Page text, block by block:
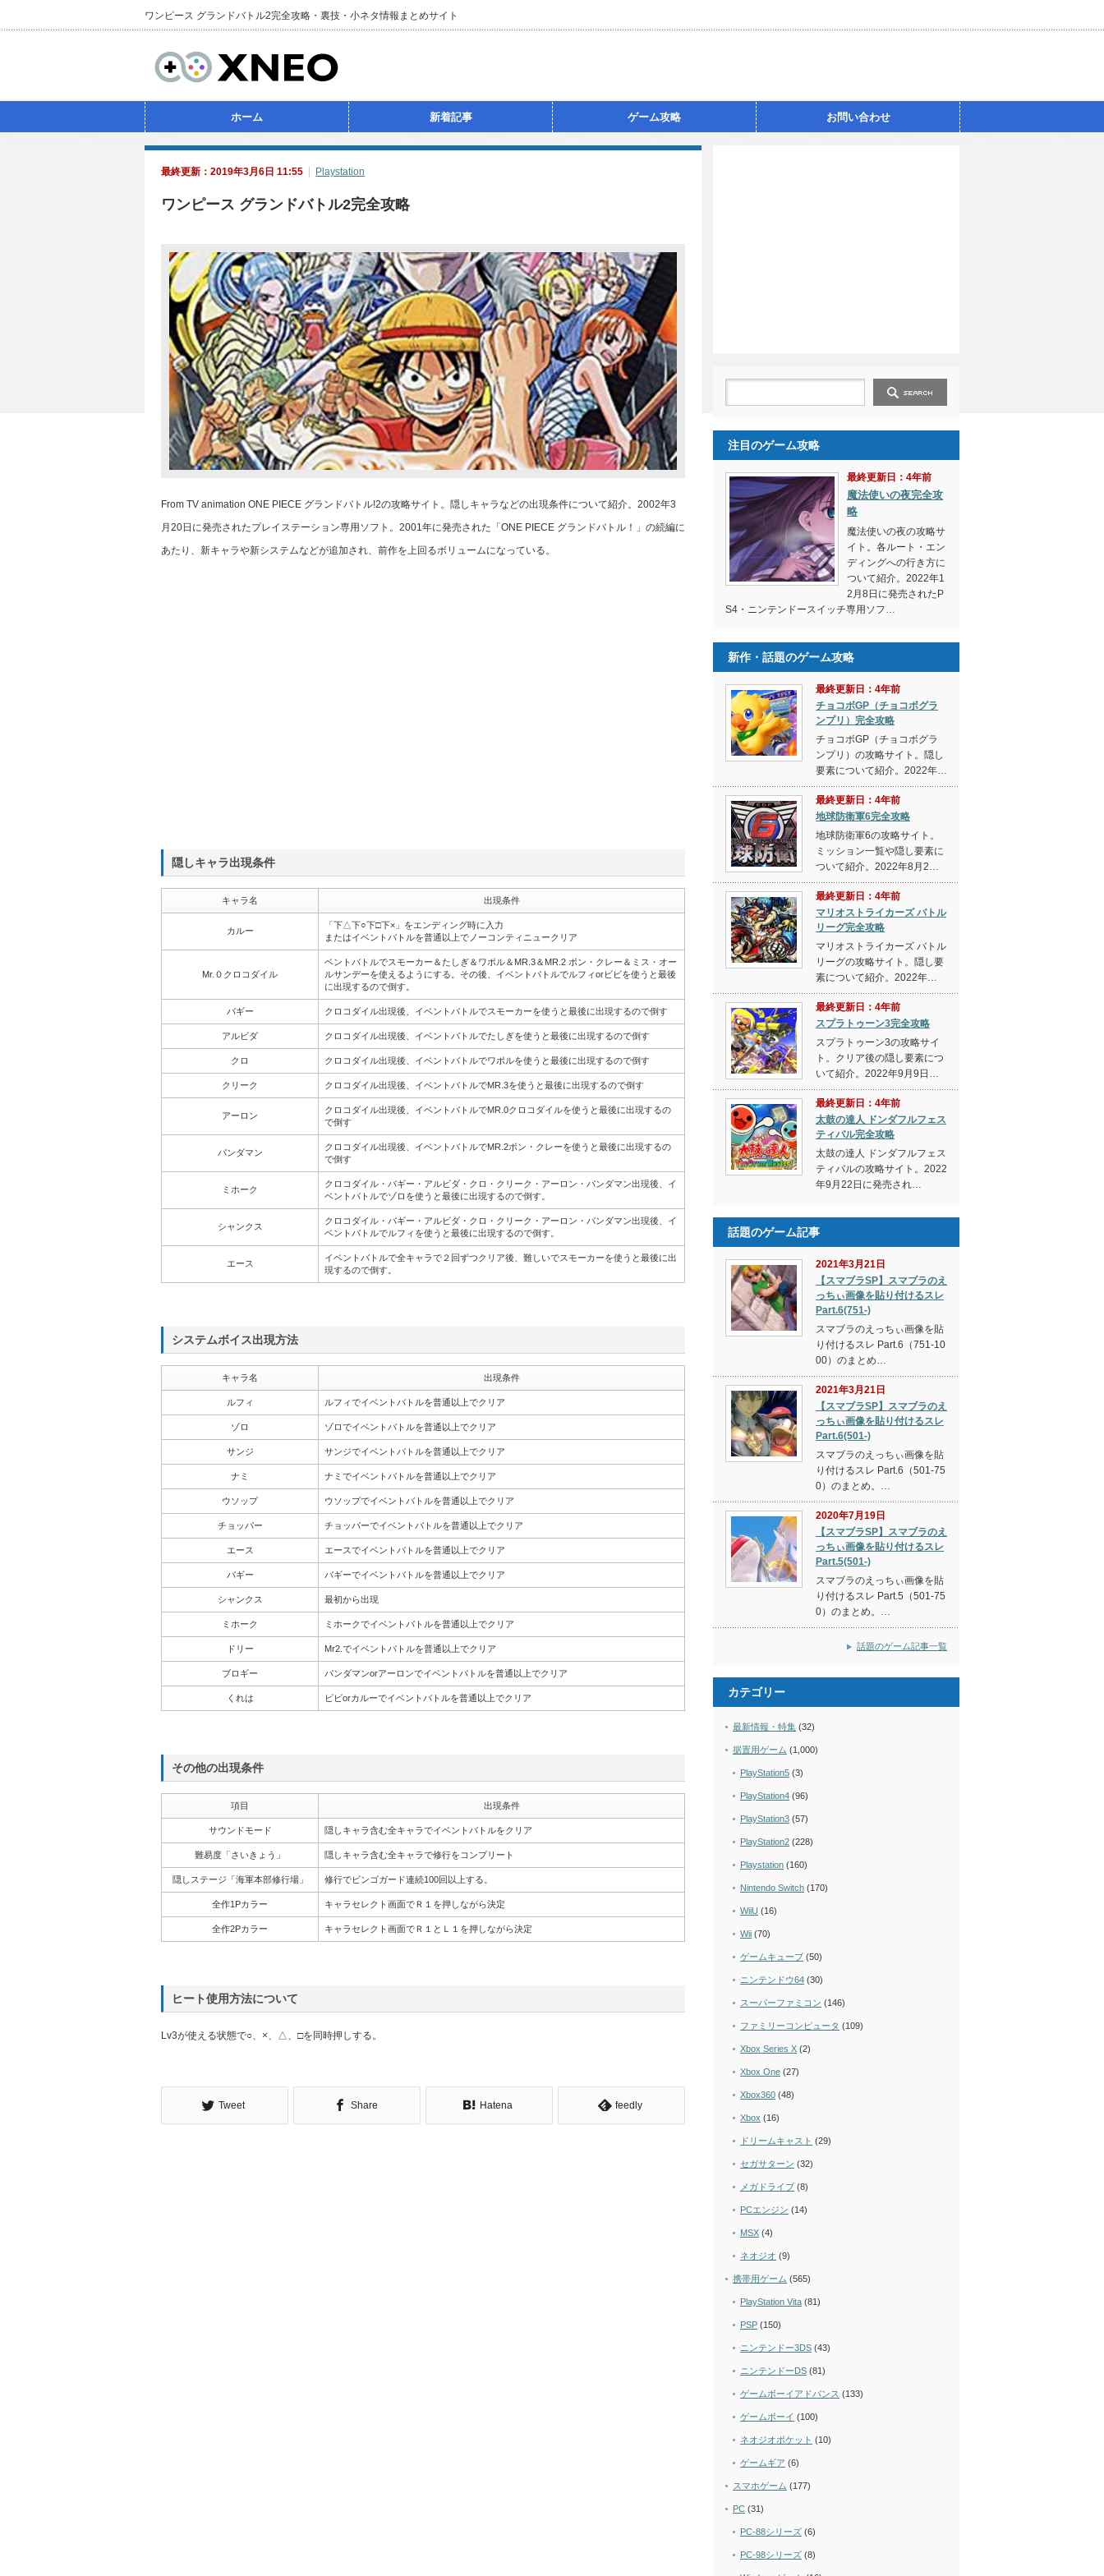
ワンピース グランドバトル2完全攻略・裏技・小ネタ情報まとめサイト
ホーム 新着記事 ゲーム攻略 お問い合わせ
最終更新：2019年3月6日 11:55 Playstation
ワンピース グランドバトル2完全攻略
From TV animation ONE PIECE グランドバトル!2の攻略サイト。隠しキャラなどの出現条件について紹介。2002年3
月20日に発売されたプレイステーション専用ソフト。2001年に発売された「ONE PIECE グランドバトル！」の続編に
あたり、新キャラや新システムなどが追加され、前作を上回るボリュームになっている。
隠しキャラ出現条件
キャラ名 出現条件
カルー
「下△下○下□下×」をエンディング時に入力
またはイベントバトルを普通以上でノーコンティニュークリア
Mr.０クロコダイル
ベントバトルでスモーカー＆たしぎ＆ワポル＆MR.3＆MR.2 ボン・クレー＆ミス・オー
ルサンデーを使えるようにする。その後、イベントバトルでルフィorビビを使うと最後
に出現するので倒す。
バギー クロコダイル出現後、イベントバトルでスモーカーを使うと最後に出現するので倒す
アルビダ クロコダイル出現後、イベントバトルでたしぎを使うと最後に出現するので倒す
クロ クロコダイル出現後、イベントバトルでワポルを使うと最後に出現するので倒す
クリーク クロコダイル出現後、イベントバトルでMR.3を使うと最後に出現するので倒す
アーロン
クロコダイル出現後、イベントバトルでMR.0クロコダイルを使うと最後に出現するの
で倒す
パンダマン
クロコダイル出現後、イベントバトルでMR.2ボン・クレーを使うと最後に出現するの
で倒す
ミホーク
クロコダイル・バギー・アルビダ・クロ・クリーク・アーロン・パンダマン出現後、イ
ベントバトルでゾロを使うと最後に出現するので倒す。
シャンクス
クロコダイル・バギー・アルビダ・クロ・クリーク・アーロン・パンダマン出現後、イ
ベントバトルでルフィを使うと最後に出現するので倒す。
エース
イベントバトルで全キャラで２回ずつクリア後、難しいでスモーカーを使うと最後に出
現するので倒す。
システムボイス出現方法
キャラ名 出現条件
ルフィ ルフィでイベントバトルを普通以上でクリア
ゾロ ゾロでイベントバトルを普通以上でクリア
サンジ サンジでイベントバトルを普通以上でクリア
ナミ ナミでイベントバトルを普通以上でクリア
ウソップ ウソップでイベントバトルを普通以上でクリア
チョッパー チョッパーでイベントバトルを普通以上でクリア
エース エースでイベントバトルを普通以上でクリア
バギー バギーでイベントバトルを普通以上でクリア
シャンクス 最初から出現
ミホーク ミホークでイベントバトルを普通以上でクリア
ドリー Mr2.でイベントバトルを普通以上でクリア
ブロギー パンダマンorアーロンでイベントバトルを普通以上でクリア
くれは ビビorカルーでイベントバトルを普通以上でクリア
その他の出現条件
項目 出現条件
サウンドモード 隠しキャラ含む全キャラでイベントバトルをクリア
難易度「さいきょう」 隠しキャラ含む全キャラで修行をコンプリート
隠しステージ「海軍本部修行場」 修行でビンゴガード連続100回以上する。
全作1Pカラー キャラセレクト画面でＲ１を押しながら決定
全作2Pカラー キャラセレクト画面でＲ１とＬ１を押しながら決定
ヒート使用方法について
Lv3が使える状態で○、×、△、□を同時押しする。
Tweet Share Hatena feedly
注目のゲーム攻略
最終更新日：4年前
魔法使いの夜完全攻
略
魔法使いの夜の攻略サ
イト。各ルート・エン
ディングへの行き方に
ついて紹介。2022年1
2月8日に発売されたP
S4・ニンテンドースイッチ専用ソフ…
新作・話題のゲーム攻略
最終更新日：4年前
チョコボGP（チョコボグラ
ンプリ）完全攻略
チョコボGP（チョコボグラ
ンプリ）の攻略サイト。隠し
要素について紹介。2022年…
最終更新日：4年前
地球防衛軍6完全攻略
地球防衛軍6の攻略サイト。
ミッション一覧や隠し要素に
ついて紹介。2022年8月2…
最終更新日：4年前
マリオストライカーズ バトル
リーグ完全攻略
マリオストライカーズ バトル
リーグの攻略サイト。隠し要
素について紹介。2022年…
最終更新日：4年前
スプラトゥーン3完全攻略
スプラトゥーン3の攻略サイ
ト。クリア後の隠し要素につ
いて紹介。2022年9月9日…
最終更新日：4年前
太鼓の達人 ドンダフルフェス
ティバル完全攻略
太鼓の達人 ドンダフルフェス
ティバルの攻略サイト。2022
年9月22日に発売され…
話題のゲーム記事
2021年3月21日
【スマブラSP】スマブラのえ
っちぃ画像を貼り付けるスレ
Part.6(751-)
スマブラのえっちぃ画像を貼
り付けるスレ Part.6（751-10
00）のまとめ…
2021年3月21日
【スマブラSP】スマブラのえ
っちぃ画像を貼り付けるスレ
Part.6(501-)
スマブラのえっちぃ画像を貼
り付けるスレ Part.6（501-75
0）のまとめ。…
2020年7月19日
【スマブラSP】スマブラのえ
っちぃ画像を貼り付けるスレ
Part.5(501-)
スマブラのえっちぃ画像を貼
り付けるスレ Part.5（501-75
0）のまとめ。…
話題のゲーム記事一覧
カテゴリー
最新情報・特集 (32)
据置用ゲーム (1,000)
PlayStation5 (3)
PlayStation4 (96)
PlayStation3 (57)
PlayStation2 (228)
Playstation (160)
Nintendo Switch (170)
WiiU (16)
Wii (70)
ゲームキューブ (50)
ニンテンドウ64 (30)
スーパーファミコン (146)
ファミリーコンピュータ (109)
Xbox Series X (2)
Xbox One (27)
Xbox360 (48)
Xbox (16)
ドリームキャスト (29)
セガサターン (32)
メガドライブ (8)
PCエンジン (14)
MSX (4)
ネオジオ (9)
携帯用ゲーム (565)
PlayStation Vita (81)
PSP (150)
ニンテンドー3DS (43)
ニンテンドーDS (81)
ゲームボーイアドバンス (133)
ゲームボーイ (100)
ネオジオポケット (10)
ゲームギア (6)
スマホゲーム (177)
PC (31)
PC-88シリーズ (6)
PC-98シリーズ (8)